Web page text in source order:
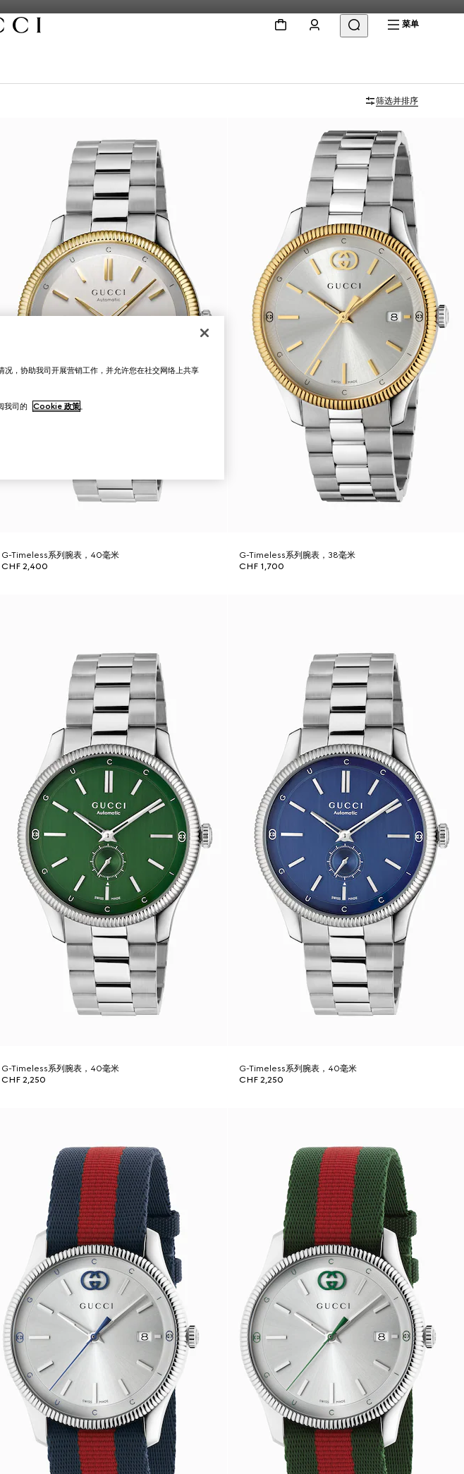
菜单
筛选并排序
G-Timeless系列腕表，40毫米
CHF 2,400
G-Timeless系列腕表，38毫米
CHF 1,700
G-Timeless系列腕表，40毫米
CHF 2,250
G-Timeless系列腕表，40毫米
CHF 2,250
，协助我司开展营销工作，并允许您在社交网络上共享
我司的 Cookie 政策。